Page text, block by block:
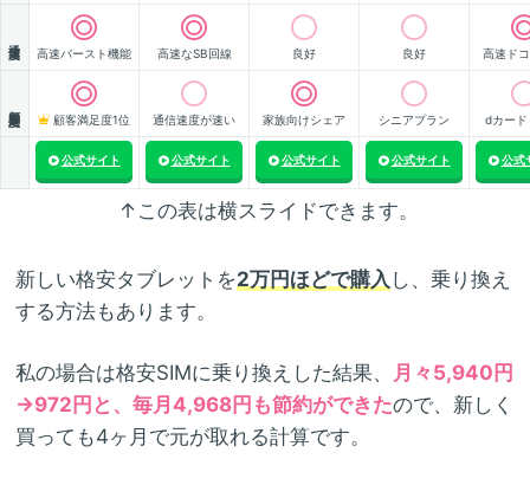
高速バースト機能 高速なSB回線 良好 良好 高速ド
顧客満足度1位 通信速度が速い 家族向けシェア シニアプラン dカード
公式サイト 公式サイト 公式サイト 公式サイト 公式
↑この表は横スライドできます。
新しい格安タブレットを2万円ほどで購入 し、乗り換え
する方法もあります。
私の場合は格安SIMに乗り換えした結果、 月々5,940円
→972円と、毎月4,968円も節約ができたので、新しく
買っても4ヶ月で元が取れる計算です。